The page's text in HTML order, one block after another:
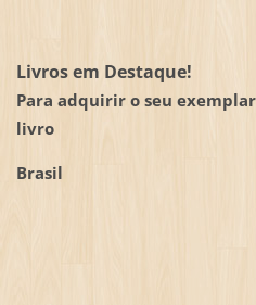
Livros em Destaque!
Para adquirir o seu
livro
Brasil